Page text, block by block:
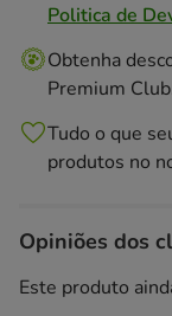
Politica de
Obtenha
Premium
Tudo o que
produtos no
Opiniões dos
Este produto